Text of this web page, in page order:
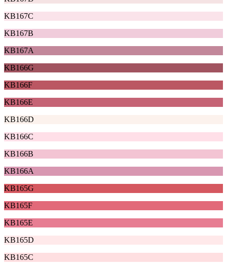
KB167C
KB167B
KB167A
KB166G
KB166F
KB166E
KB166D
KB166C
KB166B
KB166A
KB165G
KB165F
KB165E
KB165D
KB165C